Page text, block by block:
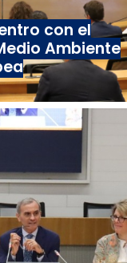
con el
Ambiente